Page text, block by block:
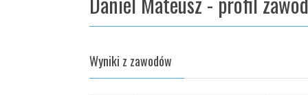
Wyniki z zawodów